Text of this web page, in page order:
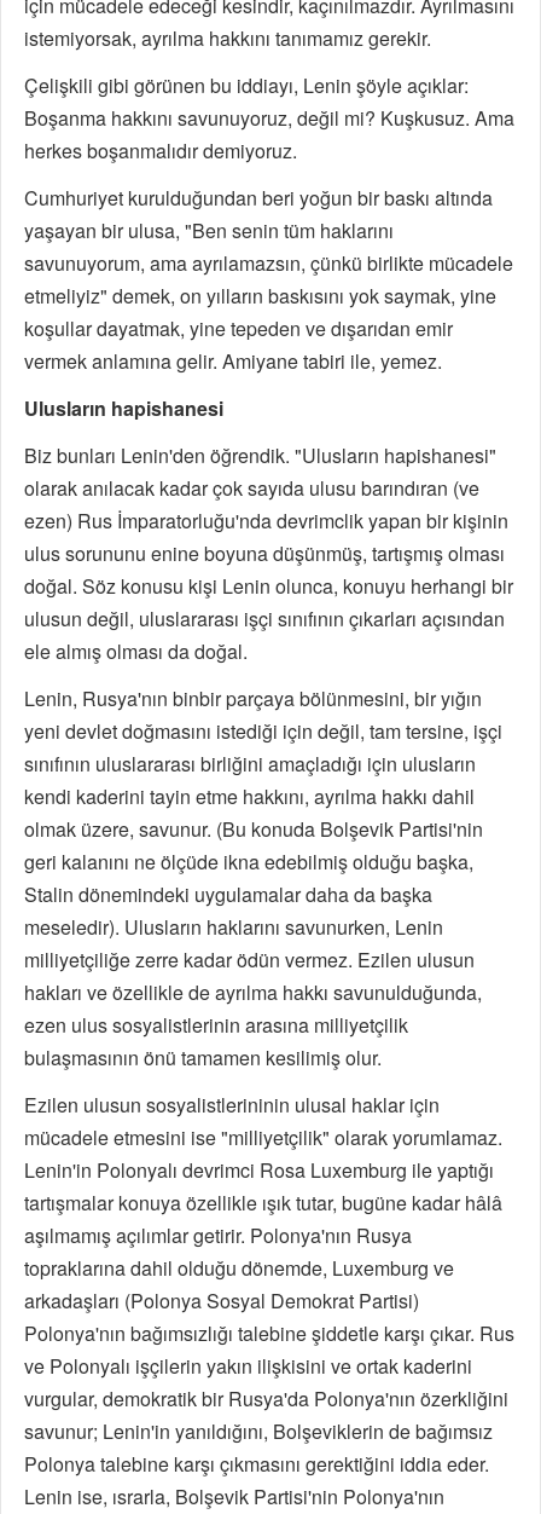
için mücadele edeceği kesindir, kaçınılmazdır. Ayrılmasını
istemiyorsak, ayrılma hakkını tanımamız gerekir.
Çelişkili gibi görünen bu iddiayı, Lenin şöyle açıklar:
Boşanma hakkını savunuyoruz, değil mi? Kuşkusuz. Ama
herkes boşanmalıdır demiyoruz.
Cumhuriyet kurulduğundan beri yoğun bir baskı altında
yaşayan bir ulusa, "Ben senin tüm haklarını
savunuyorum, ama ayrılamazsın, çünkü birlikte mücadele
etmeliyiz" demek, on yılların baskısını yok saymak, yine
koşullar dayatmak, yine tepeden ve dışarıdan emir
vermek anlamına gelir. Amiyane tabiri ile, yemez.
Ulusların hapishanesi
Biz bunları Lenin'den öğrendik. "Ulusların hapishanesi"
olarak anılacak kadar çok sayıda ulusu barındıran (ve
ezen) Rus İmparatorluğu'nda devrimclik yapan bir kişinin
ulus sorununu enine boyuna düşünmüş, tartışmış olması
doğal. Söz konusu kişi Lenin olunca, konuyu herhangi bir
ulusun değil, uluslararası işçi sınıfının çıkarları açısından
ele almış olması da doğal.
Lenin, Rusya'nın binbir parçaya bölünmesini, bir yığın
yeni devlet doğmasını istediği için değil, tam tersine, işçi
sınıfının uluslararası birliğini amaçladığı için ulusların
kendi kaderini tayin etme hakkını, ayrılma hakkı dahil
olmak üzere, savunur. (Bu konuda Bolşevik Partisi'nin
geri kalanını ne ölçüde ikna edebilmiş olduğu başka,
Stalin dönemindeki uygulamalar daha da başka
meseledir). Ulusların haklarını savunurken, Lenin
milliyetçiliğe zerre kadar ödün vermez. Ezilen ulusun
hakları ve özellikle de ayrılma hakkı savunulduğunda,
ezen ulus sosyalistlerinin arasına milliyetçilik
bulaşmasının önü tamamen kesilimiş olur.
Ezilen ulusun sosyalistlerininin ulusal haklar için
mücadele etmesini ise "milliyetçilik" olarak yorumlamaz.
Lenin'in Polonyalı devrimci Rosa Luxemburg ile yaptığı
tartışmalar konuya özellikle ışık tutar, bugüne kadar hâlâ
aşılmamış açılımlar getirir. Polonya'nın Rusya
topraklarına dahil olduğu dönemde, Luxemburg ve
arkadaşları (Polonya Sosyal Demokrat Partisi)
Polonya'nın bağımsızlığı talebine şiddetle karşı çıkar. Rus
ve Polonyalı işçilerin yakın ilişkisini ve ortak kaderini
vurgular, demokratik bir Rusya'da Polonya'nın özerkliğini
savunur; Lenin'in yanıldığını, Bolşeviklerin de bağımsız
Polonya talebine karşı çıkmasını gerektiğini iddia eder.
Lenin ise, ısrarla, Bolşevik Partisi'nin Polonya'nın